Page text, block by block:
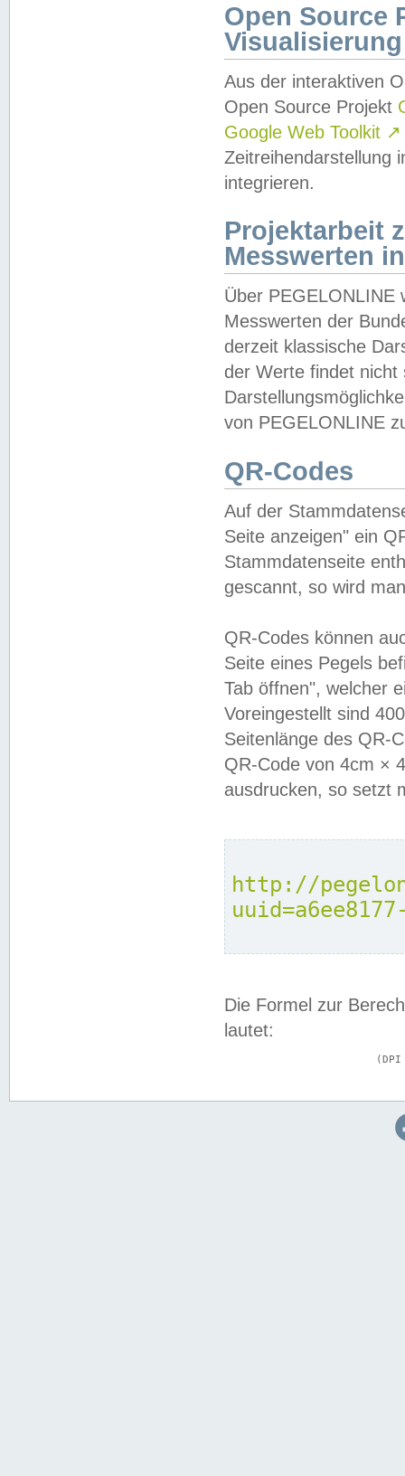
Open Source
Visualisierung
Aus der interaktiven
Open Source Projekt
Google Web Toolkit ↗
Zeitreihendarstellung
integrieren.
Projektarbeit
Messwerten
Über PEGELONLINE
Messwerten der
derzeit klassische
der Werte findet
von PEGELONLINE
QR-Codes
Auf der
Seite anzeigen" ein
Stammdatenseite
gescannt, so wird
QR-Codes können
Seite eines Pegels
Tab öffnen", welcher
Voreingestellt sind
Seitenlänge des QR-
QR-Code von 4cm ×
ausdrucken, so setzt
http://
Die Formel zur
lautet: